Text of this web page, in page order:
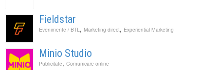
Fieldstar
Evenimente / BTL, Marketing direct, Experiential Marketing
Minio Studio
Publicitate, Comunicare online